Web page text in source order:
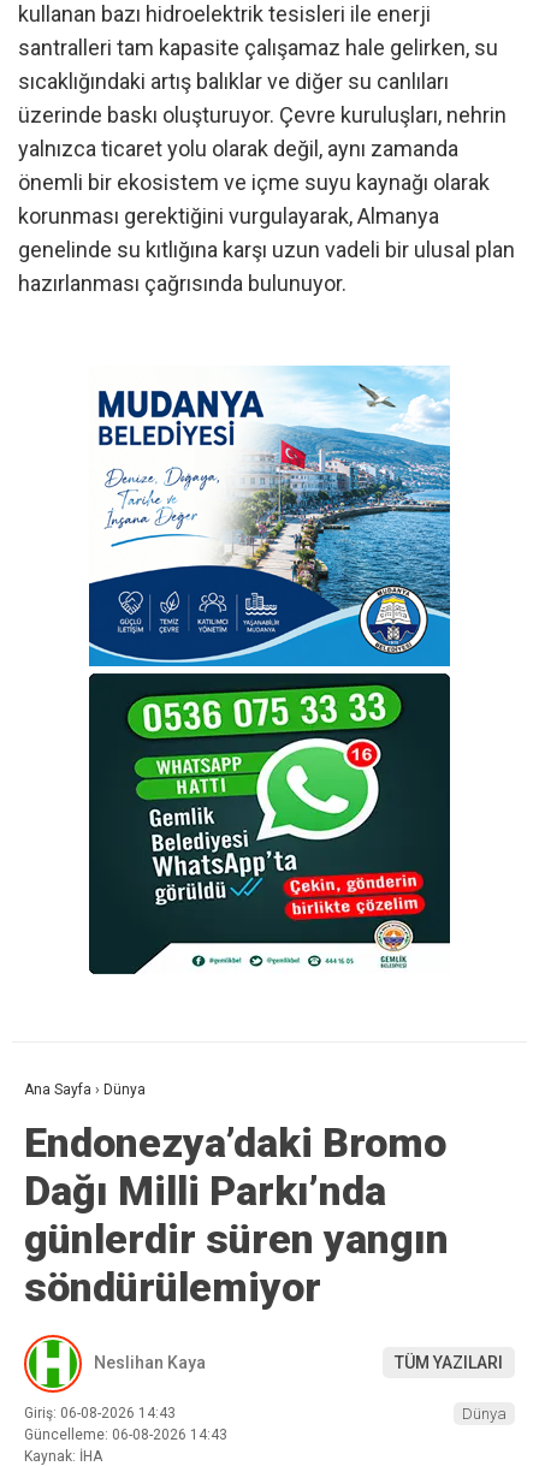
kullanan bazı hidroelektrik tesisleri ile enerji
santralleri tam kapasite çalışamaz hale gelirken, su
sıcaklığındaki artış balıklar ve diğer su canlıları
üzerinde baskı oluşturuyor. Çevre kuruluşları, nehrin
yalnızca ticaret yolu olarak değil, aynı zamanda
önemli bir ekosistem ve içme suyu kaynağı olarak
korunması gerektiğini vurgulayarak, Almanya
genelinde su kıtlığına karşı uzun vadeli bir ulusal plan
hazırlanması çağrısında bulunuyor.
Ana Sayfa › Dünya
Endonezya’daki Bromo
Dağı Milli Parkı’nda
günlerdir süren yangın
söndürülemiyor
Neslihan Kaya TÜM YAZILARI
Giriş: 06-08-2026 14:43
Güncelleme: 06-08-2026 14:43
Kaynak: İHA
Dünya